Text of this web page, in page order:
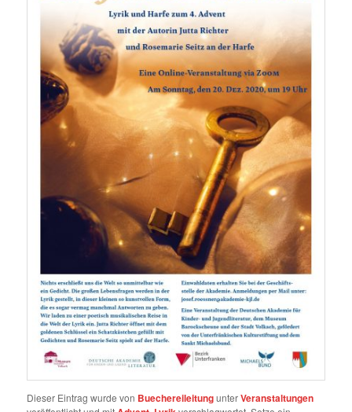
Dieser Eintrag wurde von BuechereileitungunterVeranstaltungen